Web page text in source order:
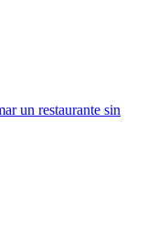
un restaurante sin